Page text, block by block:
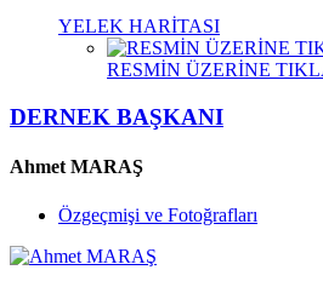
YELEK HARİTASI
RESMİN ÜZERİNE
DERNEK BAŞKANI
Ahmet MARAŞ
Özgeçmişi ve Fotoğrafları